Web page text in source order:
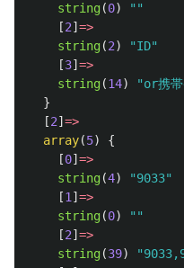
string(0)
""
[2] =>
string(2)
"ID"
[3] =>
string(14)
"or携
}
[2] =>
array(5)
{
[0] =>
string(4)
"9033"
[1 ] =>
string(0)
""
[2] =>
string(39)